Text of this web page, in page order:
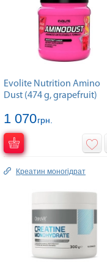
Evolite Nutrition Amino
Dust (474 g, grapefruit)
1 070грн.
Креатин моногідрат